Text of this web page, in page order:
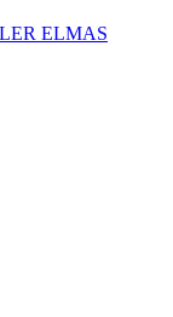
ELMAS